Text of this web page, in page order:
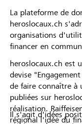
La plateforme de
heroslocaux.ch
organisations
financer en
heroslocaux.ch est
devise
de faire connaître à
publiées sur
réalisation.
régional l'idée du
Il s'agit d'idées